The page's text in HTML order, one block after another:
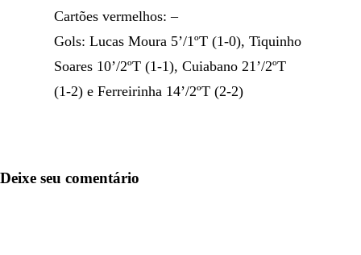
Cartões vermelhos: –
Gols: Lucas Moura 5’/1ºT (1-0), Tiquinho
Soares 10’/2ºT (1-1), Cuiabano 21’/2ºT
(1-2) e Ferreirinha 14’/2ºT (2-2)
Deixe seu comentário